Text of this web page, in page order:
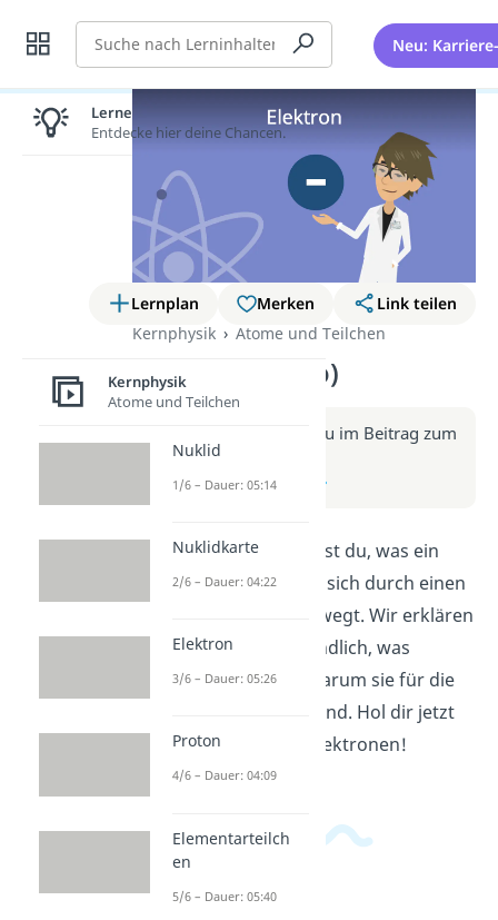
Suche Neu:
Lernplan Merken
Link teilen
Kernphysik
Atome und Teilchen
Elektron (Video)
Weitere Infos erhältst du im Beitrag zum
Video
zum Beitrag: Elektron
In diesem Video erfährst du, was ein
Elektron ist und wie es sich durch einen
elektrischen Strom bewegt. Wir erklären
dir einfach und verständlich, was
Elektronen sind und warum sie für die
Elektronik so wichtig sind. Hol dir jetzt
das Grundwissen zu Elektronen!
Lernen lohnt sich!
Entdecke hier deine Chancen.
Kernphysik
Atome und Teilchen
Nuklid
1/6 – Dauer: 05:14
Nuklidkarte
2/6 – Dauer: 04:22
Elektron
3/6 – Dauer: 05:26
Proton
4/6 – Dauer: 04:09
Elementarteilch
en
5/6 – Dauer: 05:40